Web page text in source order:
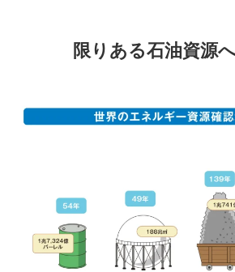
限りある石油資源